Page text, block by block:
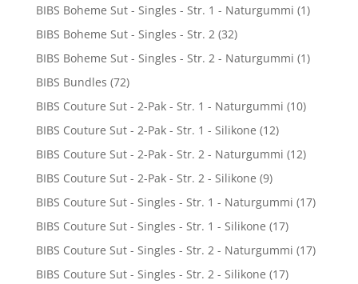
BIBS Boheme Sut - Singles - Str. 1 - Naturgummi (1)
BIBS Boheme Sut - Singles - Str. 2 (32)
BIBS Boheme Sut - Singles - Str. 2 - Naturgummi (1)
BIBS Bundles (72)
BIBS Couture Sut - 2-Pak - Str. 1 - Naturgummi (10)
BIBS Couture Sut - 2-Pak - Str. 1 - Silikone (12)
BIBS Couture Sut - 2-Pak - Str. 2 - Naturgummi (12)
BIBS Couture Sut - 2-Pak - Str. 2 - Silikone (9)
BIBS Couture Sut - Singles - Str. 1 - Naturgummi (17)
BIBS Couture Sut - Singles - Str. 1 - Silikone (17)
BIBS Couture Sut - Singles - Str. 2 - Naturgummi (17)
BIBS Couture Sut - Singles - Str. 2 - Silikone (17)